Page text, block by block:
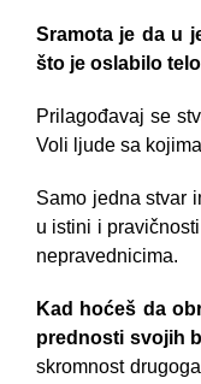
Sramota je da u
što je oslabilo
Prilagođavaj se
Voli ljude sa
Samo jedna stvar
u istini i
nepravednicima.
Kad hoćeš da
prednosti svojih
skromnost